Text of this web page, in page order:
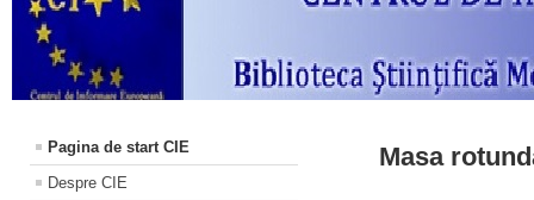
Pagina de start CIE
Despre CIE
Masa